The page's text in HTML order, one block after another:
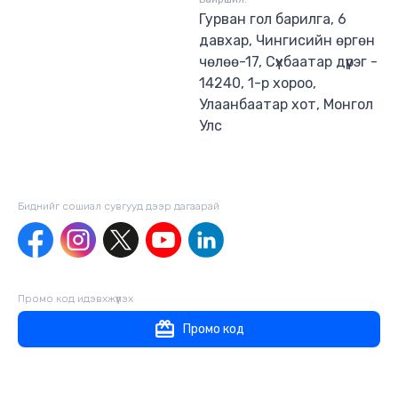
Гурван гол барилга, 6
давхар, Чингисийн өргөн
чөлөө-17, Сүхбаатар дүүрэг -
14240, 1-р хороо,
Улаанбаатар хот, Монгол
Улс
Биднийг сошиал сувгууд дээр дагаaрай
Промо код идэвхжүүлэх
Промо код